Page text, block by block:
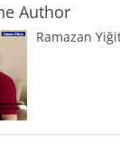
YARATMA!
kendi
olan,
Author
Ramazan